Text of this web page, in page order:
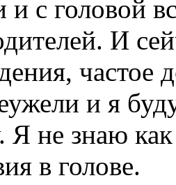
и с головой
И
частое
и я
Я не знаю
в голове.